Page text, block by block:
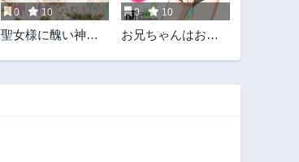
0 10
聖女様に醜い神様
0 10
お兄ちゃんはおし